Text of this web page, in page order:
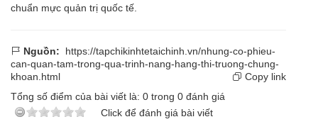
chuẩn mực quản trị quốc tế.
Nguồn:
https://tapchikinhtetaichinh.vn/nhung-co-phieu-
can-quan-tam-trong-qua-trinh-nang-hang-thi-truong-chung-
khoan.html
Copy link
Tổng số điểm của bài viết là: 0 trong 0 đánh giá
Click để đánh giá bài viết